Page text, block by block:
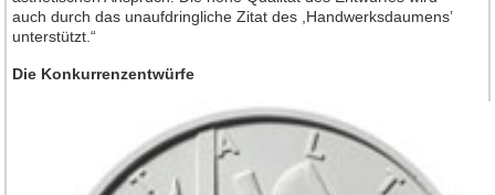
Jahrgang 2020
Jahrgang 2021
Jahrgang 2022
Jahrgang 2025
auch durch das unaufdringliche Zitat des ,Handwerksdaumens’
unterstützt.“
Die Konkurrenzentwürfe